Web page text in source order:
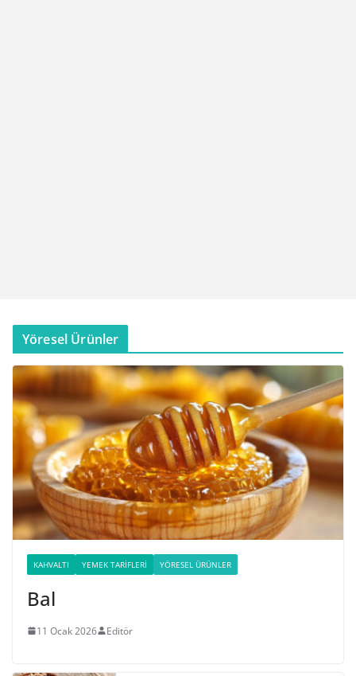
Yöresel Ürünler
KAHVALTI YEMEK TARIFLERI YÖRESEL ÜRÜNLER
Bal
11 Ocak 2026 Editör